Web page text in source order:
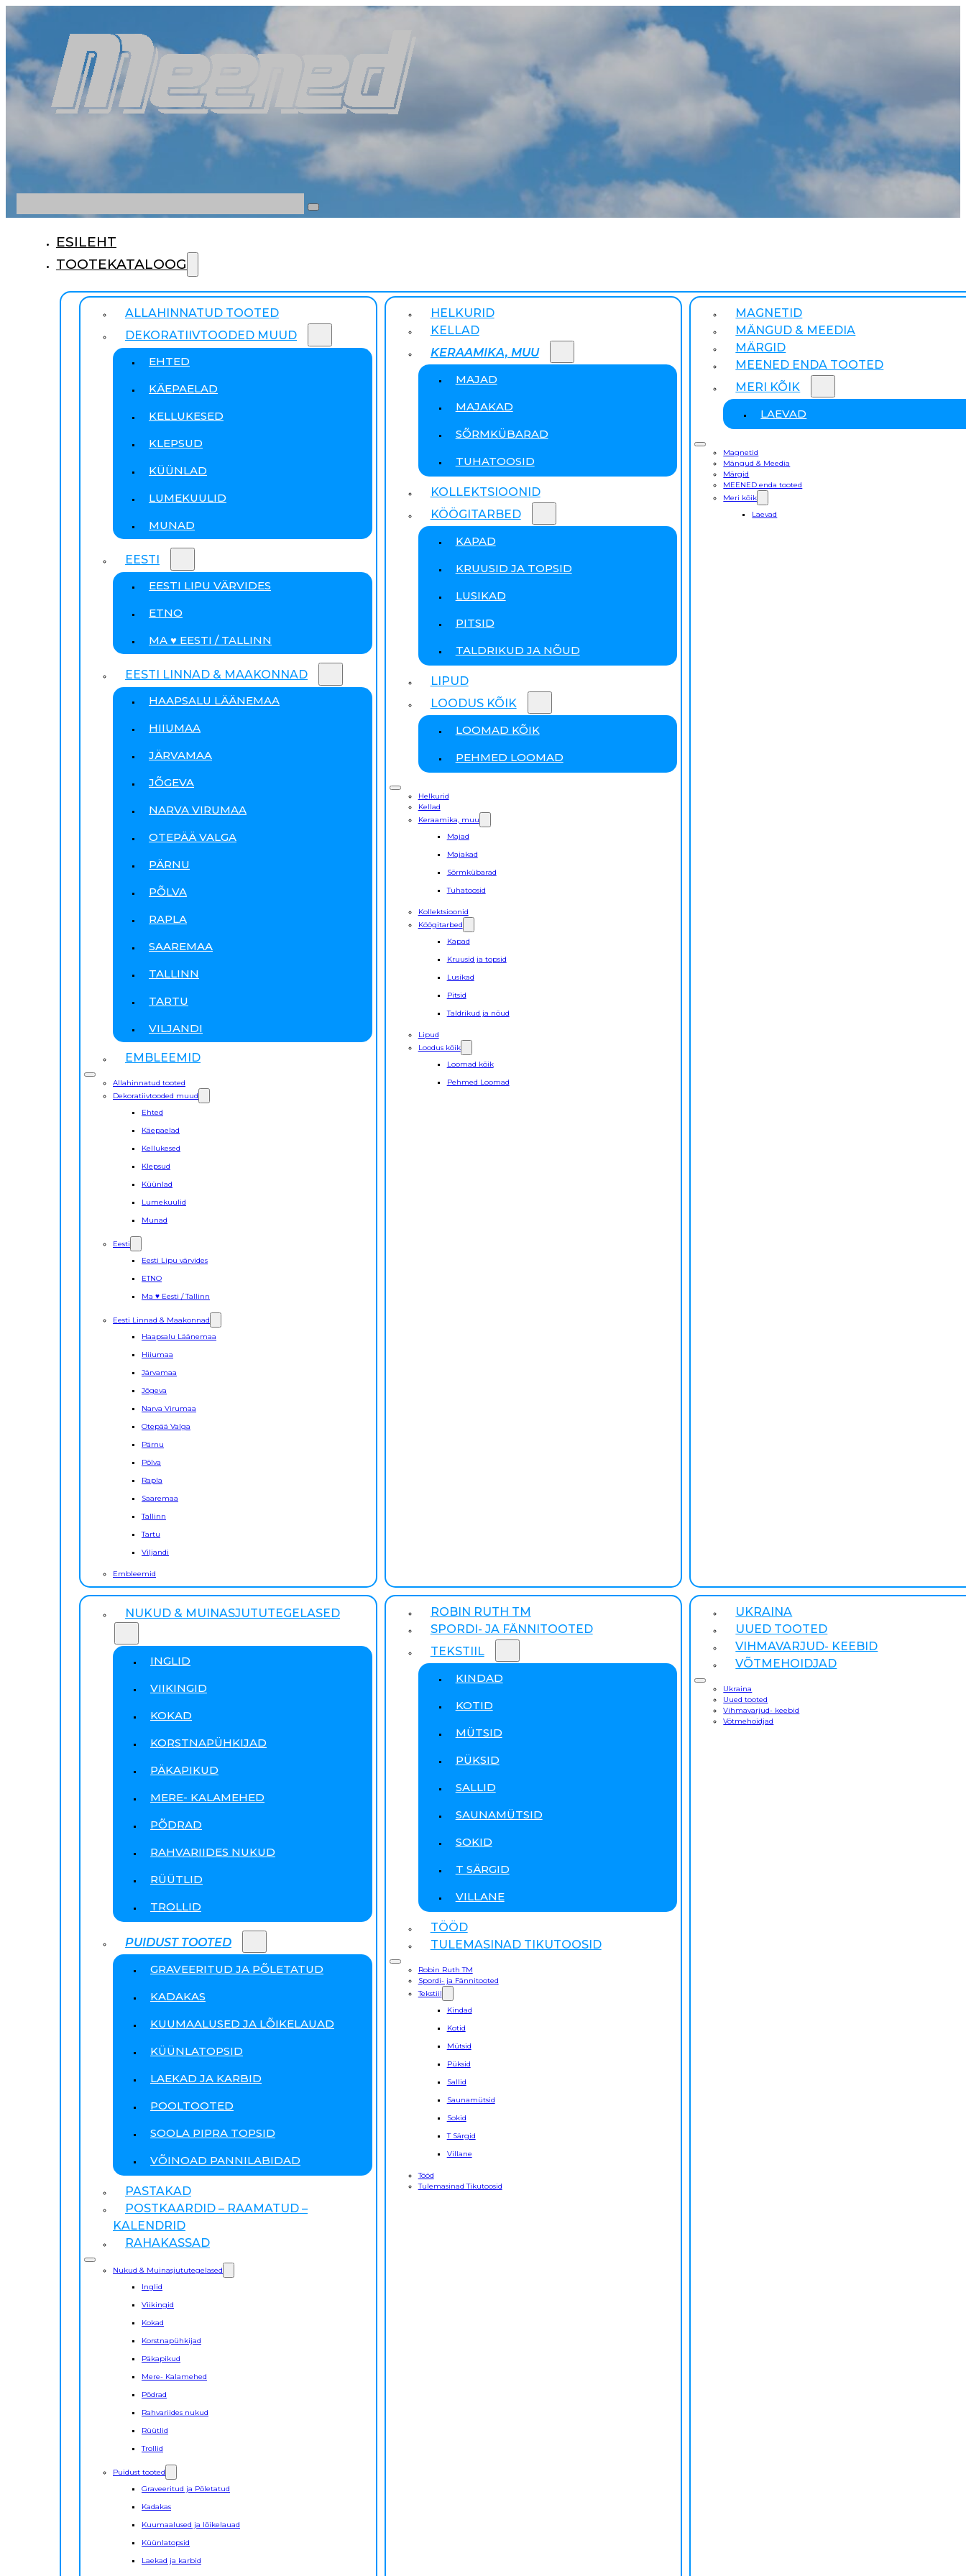
ESILEHT
TOOTEKATALOOG
ALLAHINNATUD TOOTED
DEKORATIIVTOODED MUUD
EHTED
KÄEPAELAD
KELLUKESED
KLEPSUD
KÜÜNLAD
LUMEKUULID
MUNAD
EESTI
EESTI LIPU VÄRVIDES
ETNO
MA ♥ EESTI / TALLINN
EESTI LINNAD & MAAKONNAD
HAAPSALU LÄÄNEMAA
HIIUMAA
JÄRVAMAA
JÕGEVA
NARVA VIRUMAA
OTEPÄÄ VALGA
PÄRNU
PÕLVA
RAPLA
SAAREMAA
TALLINN
TARTU
VILJANDI
EMBLEEMID
Allahinnatud tooted
Dekoratiivtooded muud
Ehted
Käepaelad
Kellukesed
Klepsud
Küünlad
Lumekuulid
Munad
Eesti
Eesti Lipu värvides
ETNO
Ma ♥ Eesti / Tallinn
Eesti Linnad & Maakonnad
Haapsalu Läänemaa
Hiiumaa
Järvamaa
Jõgeva
Narva Virumaa
Otepää Valga
Pärnu
Põlva
Rapla
Saaremaa
Tallinn
Tartu
Viljandi
Embleemid
HELKURID
KELLAD
KERAAMIKA, MUU
MAJAD
MAJAKAD
SÕRMKÜBARAD
TUHATOOSID
KOLLEKTSIOONID
KÖÖGITARBED
KAPAD
KRUUSID JA TOPSID
LUSIKAD
PITSID
TALDRIKUD JA NÕUD
LIPUD
LOODUS KÕIK
LOOMAD KÕIK
PEHMED LOOMAD
Helkurid
Kellad
Keraamika, muu
Majad
Majakad
Sõrmkübarad
Tuhatoosid
Kollektsioonid
Köögitarbed
Kapad
Kruusid ja topsid
Lusikad
Pitsid
Taldrikud ja nõud
Lipud
Loodus kõik
Loomad kõik
Pehmed Loomad
MAGNETID
MÄNGUD & MEEDIA
MÄRGID
MEENED ENDA TOOTED
MERI KÕIK
LAEVAD
Magnetid
Mängud & Meedia
Märgid
MEENED enda tooted
Meri kõik
Laevad
NUKUD & MUINASJUTUTEGELASED
INGLID
VIIKINGID
KOKAD
KORSTNAPÜHKIJAD
PÄKAPIKUD
MERE- KALAMEHED
PÕDRAD
RAHVARIIDES NUKUD
RÜÜTLID
TROLLID
PUIDUST TOOTED
GRAVEERITUD JA PÕLETATUD
KADAKAS
KUUMAALUSED JA LÕIKELAUAD
KÜÜNLATOPSID
LAEKAD JA KARBID
POOLTOOTED
SOOLA PIPRA TOPSID
VÕINOAD PANNILABIDAD
PASTAKAD
POSTKAARDID – RAAMATUD –
KALENDRID
RAHAKASSAD
Nukud & Muinasjututegelased
Inglid
Viikingid
Kokad
Korstnapühkijad
Päkapikud
Mere- Kalamehed
Põdrad
Rahvariides nukud
Rüütlid
Trollid
Puidust tooted
Graveeritud ja Põletatud
Kadakas
Kuumaalused ja lõikelauad
Küünlatopsid
Laekad ja karbid
ROBIN RUTH TM
SPORDI- JA FÄNNITOOTED
TEKSTIIL
KINDAD
KOTID
MÜTSID
PÜKSID
SALLID
SAUNAMÜTSID
SOKID
T SÄRGID
VILLANE
TÖÖD
TULEMASINAD TIKUTOOSID
Robin Ruth TM
Spordi- ja Fännitooted
Tekstiil
Kindad
Kotid
Mütsid
Püksid
Sallid
Saunamütsid
Sokid
T Särgid
Villane
Tööd
Tulemasinad Tikutoosid
UKRAINA
UUED TOOTED
VIHMAVARJUD- KEEBID
VÕTMEHOIDJAD
Ukraina
Uued tooted
Vihmavarjud- keebid
Võtmehoidjad